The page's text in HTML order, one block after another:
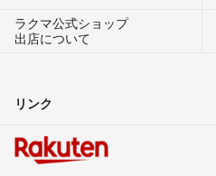
ラクマ公式ショップ
出店について
リンク